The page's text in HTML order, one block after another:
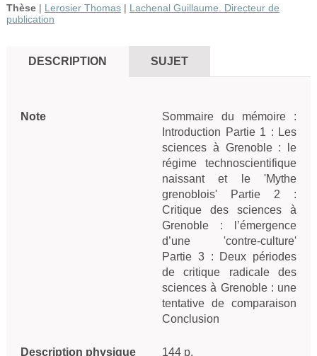
Thèse | Lerosier Thomas | Lachenal Guillaume. Directeur de
publication
DESCRIPTION SUJET
Note
Sommaire du mémoire :
Introduction Partie 1 : Les
sciences à Grenoble : le
régime technoscientifique
naissant et le 'Mythe
grenoblois' Partie 2 :
Critique des sciences à
Grenoble : l’émergence
d’une 'contre-culture'
Partie 3 : Deux périodes
de critique radicale des
sciences à Grenoble : une
tentative de comparaison
Conclusion
Description physique 144 p.